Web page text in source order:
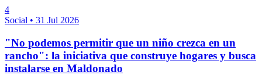
4
Social • 31 Jul 2026
"No podemos permitir que un niño crezca en un
rancho": la iniciativa que construye hogares y busca
instalarse en Maldonado